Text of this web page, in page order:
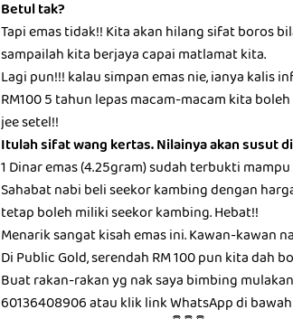
Betul tak?
Tapi emas tidak!! Kita akan hilang sifat boros
sampailah kita berjaya capai matlamat kita.
Lagi pun!!! kalau simpan emas nie, ianya kalis
RM100 5 tahun lepas macam-macam kita
jee setel!!
Itulah sifat wang kertas. Nilainya akan susut
1 Dinar emas (4.25gram) sudah terbukti
Sahabat nabi beli seekor kambing dengan
tetap boleh miliki seekor kambing. Hebat!!
Menarik sangat kisah emas ini. Kawan-kawan
Di Public Gold, serendah RM 100 pun kita dah
Buat rakan-rakan yg nak saya bimbing
60136408906 atau klik link WhatsApp di